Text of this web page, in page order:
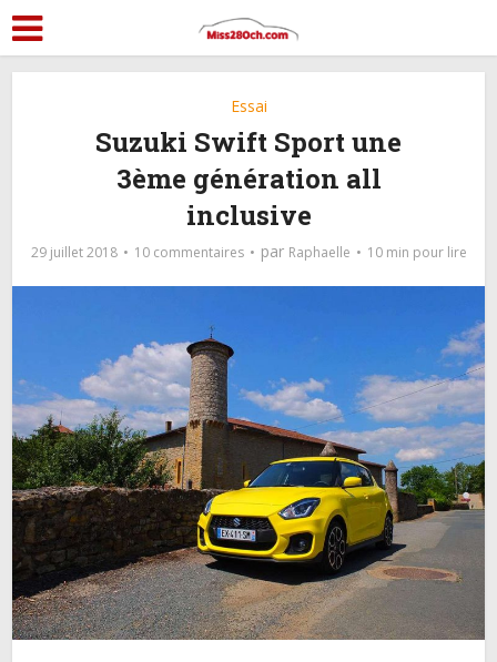
Essai
Suzuki Swift Sport une
3ème génération all
inclusive
29 juillet 2018 10 commentaires par Raphaelle 10 min pour lire